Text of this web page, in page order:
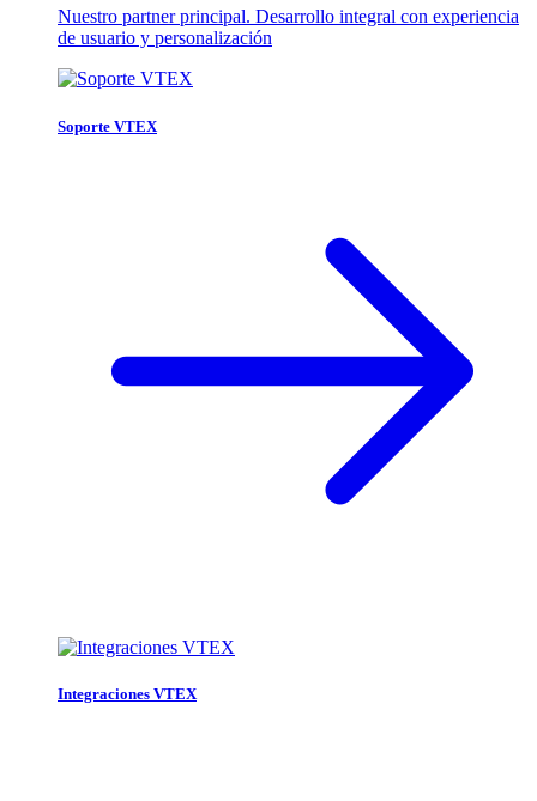
Nuestro partner principal. Desarrollo integral con experiencia
de usuario y personalización
Soporte VTEX
Integraciones VTEX